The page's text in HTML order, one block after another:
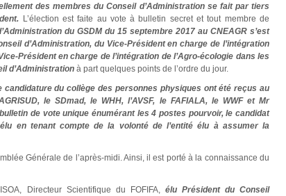
des membres du Conseil d’Administration se fait par tiers
L’élection est faite au vote à bulletin secret et tout membre de
du GSDM du 15 septembre 2017 au CNEAGR s’est
d’Administration, du Vice-Président en charge de l’intégration
Président en charge de l’intégration de l’Agro-écologie dans les
d’Administration à part quelques points de l’ordre du jour.
du collège des personnes physiques ont été reçus au
le SDmad, le WHH, l’AVSF, le FAFIALA, le WWF et Mr
de vote unique énumérant les 4 postes pourvoir, le candidat
en tenant compte de la volonté de l’entité élu à assumer la
Générale de l’après-midi. Ainsi, il est porté à la connaissance du
Directeur Scientifique du FOFIFA,
élu Président du Conseil